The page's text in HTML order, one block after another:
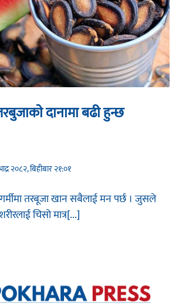
दानामा बढी हुन्छ
२०८२, बिहीबार २१:०१
तरबूजा खान सबैलाई मन पर्छ । जुसले
चिसो मात्र[...]